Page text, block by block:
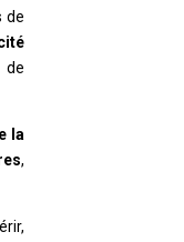
de
de
la
,